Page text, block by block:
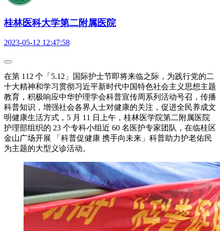
桂林医科大学第二附属医院
2023-05-12 12:47:58
在第 112 个「5.12」国际护士节即将来临之际，为践行党的二
十大精神和学习贯彻习近平新时代中国特色社会主义思想主题
教育，积极响应中华护理学会科普宣传周系列活动号召，传播
科普知识，增强社会各界人士对健康的关注，促进全民养成文
明健康生活方式，5 月 11 日上午，桂林医学院第二附属医院
护理部组织的 23 个专科小组近 60 名医护专家团队，在临桂区
金山广场开展 「科普促健康 携手向未来」科普助力护老佑民
为主题的大型义诊活动。